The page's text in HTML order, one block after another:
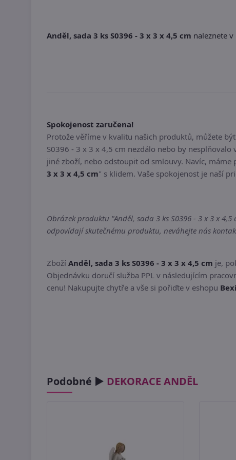
Anděl, sada 3 ks S0396 - 3 x 3 x 4,5 cm naleznete
Spokojenost zaručena!
Protože věříme v kvalitu našich produktů, můžete
S0396 - 3 x 3 x 4,5 cm nezdálo nebo by
jiné zboží, nebo odstoupit od smlouvy. Navíc, máme
3 x 3 x 4,5 cm" s klidem. Vaše spokojenost je naší
Obrázek produktu "Anděl, sada 3 ks S0396 - 3 x 3 x
odpovídají skutečnému produktu, neváhejte nás
Zboží Anděl, sada 3 ks S0396 - 3 x 3 x 4,5 cm je,
Objednávku doručí služba PPL v následujícím
cenu! Nakupujte chytře a vše si pořiďte v eshopu
Podobné ► DEKORACE ANDĚL